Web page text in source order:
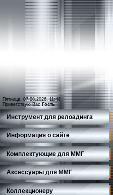
Пятница, 07.08.2026, 11:44
Приветствую Вас Гость
Инструмент для релоадинга
Информация о сайте
Комплектующие для ММГ
Аксессуары для ММГ
Коллекционеру